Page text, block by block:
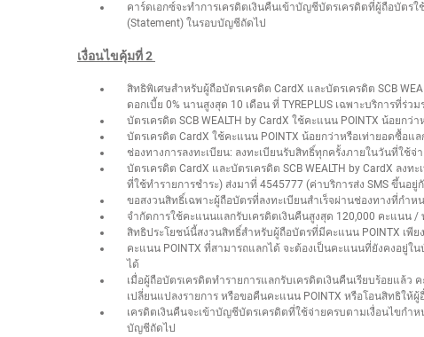
คาร์ดเอกซ์จะทำการเครดิตเงินคืนเข้าบัญชีบัตรเครดิตที่ผู้ถือบัตร
(Statement) ในรอบบัญชีถัดไป
เงื่อนไขคุ้มที่ 2
สิทธิพิเศษสำหรับผู้ถือบัตรเครดิต CardX และบัตรเครดิต SCB
ดอกเบี้ย 0% นานสูงสุด 10 เดือน ที่ TYREPLUS เฉพาะบริการที่ร่
บัตรเครดิต SCB WEALTH by CardX ใช้คะแนน POINTX น้อยกว่
บัตรเครดิต CardX ใช้คะแนน POINTX น้อยกว่าหรือเท่ายอดซื้อแล
ช่องทางการลงทะเบียน: ลงทะเบียนรับสิทธิ์ทุกครั้งภายในวันที่ใช้
บัตรเครดิต CardX และบัตรเครดิต SCB WEALTH by CardX ล
ที่ใช้ทำรายการชำระ) ส่งมาที่ 4545777 (ค่าบริการส่ง SMS ขึ้นอ
ขอสงวนสิทธิ์เฉพาะผู้ถือบัตรที่ลงทะเบียนสำเร็จผ่านช่องทางที่กำห
จำกัดการใช้คะแนนแลกรับเครดิตเงินคืนสูงสุด 120,000 คะแนน /
สิทธิประโยชน์นี้สงวนสิทธิ์สำหรับผู้ถือบัตรที่มีคะแนน POINTX เพี
คะแนน POINTX ที่สามารถแลกได้ จะต้องเป็นคะแนนที่ยังคงอยู่
ได้
เมื่อผู้ถือบัตรเครดิตทำรายการแลกรับเครดิตเงินคืนเรียบร้อยแล้
เปลี่ยนแปลงรายการ หรือขอคืนคะแนน POINTX หรือโอนสิทธิให้
เครดิตเงินคืนจะเข้าบัญชีบัตรเครดิตที่ใช้จ่ายครบตามเงื่อนไขกำ
บัญชีถัดไป